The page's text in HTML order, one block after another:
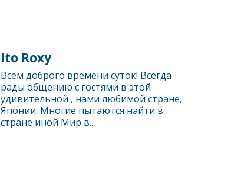
Ito Roxy
Всем доброго времени суток! Всегда
рады общению с гостями в этой
удивительной , нами любимой стране,
Японии. Многие пытаются найти в
стране иной Мир в...